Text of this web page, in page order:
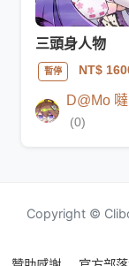
三頭身人物
暫停 NT$
D@Mo
(0)
Copyright ©